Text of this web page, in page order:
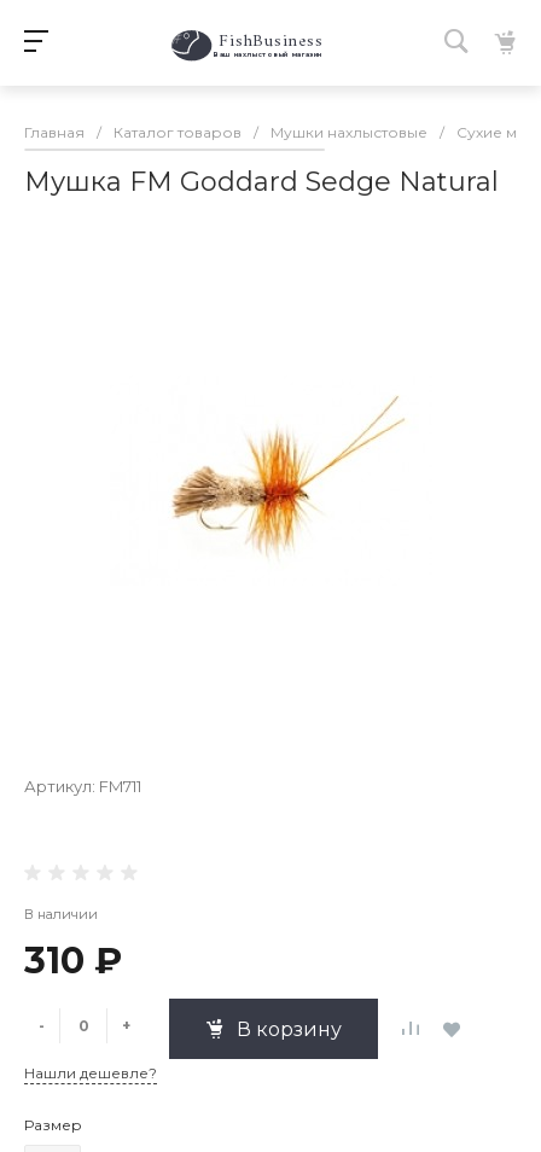
FishBusiness
Ваш нахлыстовый магазин
Главная / Каталог товаров / Мушки нахлыстовые / Сухие
Мушка FM Goddard Sedge Natural
Артикул: FM711
В наличии
310 ₽
- + В корзину
Нашли дешевле?
Размер